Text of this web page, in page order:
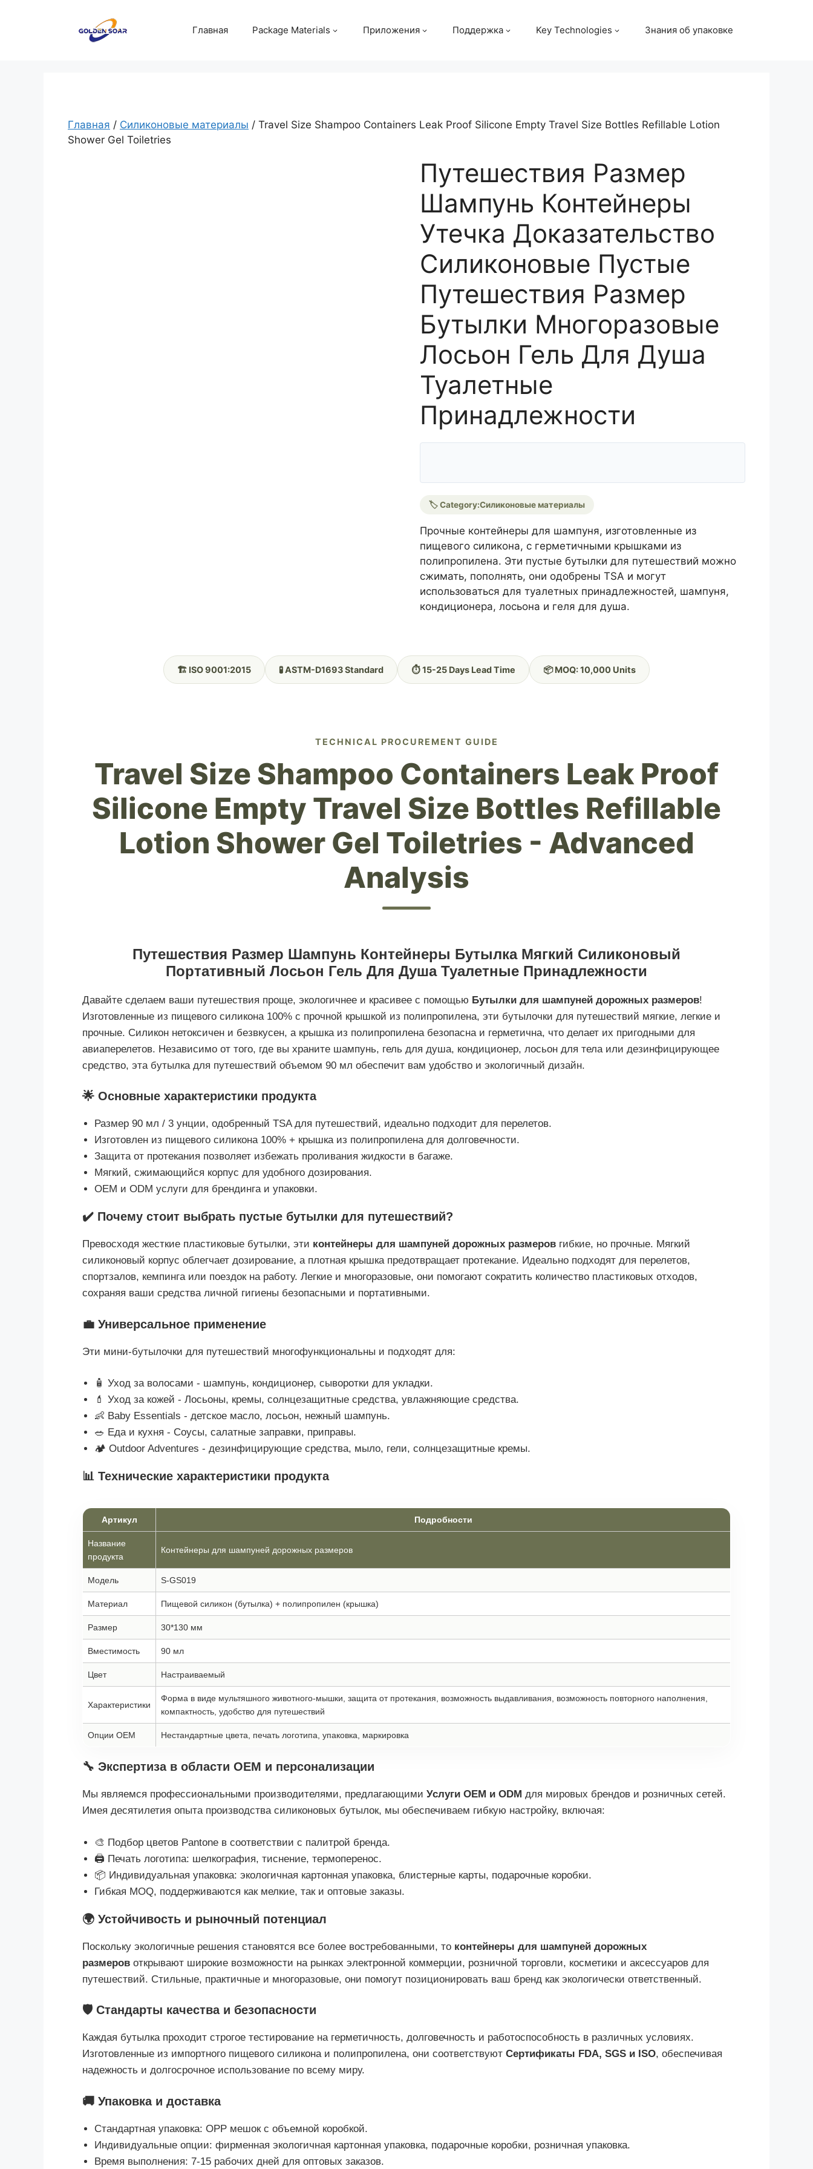
Главная Package Materials Приложения Поддержка Key Technologies Знания об упаковке
Главная / Силиконовые материалы / Travel Size Shampoo Containers Leak Proof Silicone Empty Travel Size Bottles Refillable Lotion
Shower Gel Toiletries
Путешествия Размер
Шампунь Контейнеры
Утечка Доказательство
Силиконовые Пустые
Путешествия Размер
Бутылки Многоразовые
Лосьон Гель Для Душа
Туалетные
Принадлежности
🏷️ Category:Силиконовые материалы
Прочные контейнеры для шампуня, изготовленные из
пищевого силикона, с герметичными крышками из
полипропилена. Эти пустые бутылки для путешествий можно
сжимать, пополнять, они одобрены TSA и могут
использоваться для туалетных принадлежностей, шампуня,
кондиционера, лосьона и геля для душа.
🏗️ ISO 9001:2015 🧪 ASTM-D1693 Standard ⏱️ 15-25 Days Lead Time 📦 MOQ: 10,000 Units
TECHNICAL PROCUREMENT GUIDE
Travel Size Shampoo Containers Leak Proof
Silicone Empty Travel Size Bottles Refillable
Lotion Shower Gel Toiletries - Advanced
Analysis
Путешествия Размер Шампунь Контейнеры Бутылка Мягкий Силиконовый
Портативный Лосьон Гель Для Душа Туалетные Принадлежности
Давайте сделаем ваши путешествия проще, экологичнее и красивее с помощью Бутылки для шампуней дорожных размеров!
Изготовленные из пищевого силикона 100% с прочной крышкой из полипропилена, эти бутылочки для путешествий мягкие, легкие и
прочные. Силикон нетоксичен и безвкусен, а крышка из полипропилена безопасна и герметична, что делает их пригодными для
авиаперелетов. Независимо от того, где вы храните шампунь, гель для душа, кондиционер, лосьон для тела или дезинфицирующее
средство, эта бутылка для путешествий объемом 90 мл обеспечит вам удобство и экологичный дизайн.
🌟 Основные характеристики продукта
Размер 90 мл / 3 унции, одобренный TSA для путешествий, идеально подходит для перелетов.
Изготовлен из пищевого силикона 100% + крышка из полипропилена для долговечности.
Защита от протекания позволяет избежать проливания жидкости в багаже.
Мягкий, сжимающийся корпус для удобного дозирования.
OEM и ODM услуги для брендинга и упаковки.
✔️ Почему стоит выбрать пустые бутылки для путешествий?
Превосходя жесткие пластиковые бутылки, эти контейнеры для шампуней дорожных размеров гибкие, но прочные. Мягкий
силиконовый корпус облегчает дозирование, а плотная крышка предотвращает протекание. Идеально подходят для перелетов,
спортзалов, кемпинга или поездок на работу. Легкие и многоразовые, они помогают сократить количество пластиковых отходов,
сохраняя ваши средства личной гигиены безопасными и портативными.
💼 Универсальное применение
Эти мини-бутылочки для путешествий многофункциональны и подходят для:
🧴 Уход за волосами - шампунь, кондиционер, сыворотки для укладки.
💄 Уход за кожей - Лосьоны, кремы, солнцезащитные средства, увлажняющие средства.
👶 Baby Essentials - детское масло, лосьон, нежный шампунь.
🥗 Еда и кухня - Соусы, салатные заправки, приправы.
🏕️ Outdoor Adventures - дезинфицирующие средства, мыло, гели, солнцезащитные кремы.
📊 Технические характеристики продукта
Артикул Подробности
Название
продукта
Контейнеры для шампуней дорожных размеров
Модель S-GS019
Материал Пищевой силикон (бутылка) + полипропилен (крышка)
Размер 30*130 мм
Вместимость 90 мл
Цвет Настраиваемый
Характеристики
Форма в виде мультяшного животного-мышки, защита от протекания, возможность выдавливания, возможность повторного наполнения,
компактность, удобство для путешествий
Опции OEM Нестандартные цвета, печать логотипа, упаковка, маркировка
🔧 Экспертиза в области OEM и персонализации
Мы являемся профессиональными производителями, предлагающими Услуги OEM и ODM для мировых брендов и розничных сетей.
Имея десятилетия опыта производства силиконовых бутылок, мы обеспечиваем гибкую настройку, включая:
🎨 Подбор цветов Pantone в соответствии с палитрой бренда.
🖨️ Печать логотипа: шелкография, тиснение, термоперенос.
📦 Индивидуальная упаковка: экологичная картонная упаковка, блистерные карты, подарочные коробки.
Гибкая MOQ, поддерживаются как мелкие, так и оптовые заказы.
🌍 Устойчивость и рыночный потенциал
Поскольку экологичные решения становятся все более востребованными, то контейнеры для шампуней дорожных
размеров открывают широкие возможности на рынках электронной коммерции, розничной торговли, косметики и аксессуаров для
путешествий. Стильные, практичные и многоразовые, они помогут позиционировать ваш бренд как экологически ответственный.
🛡️ Стандарты качества и безопасности
Каждая бутылка проходит строгое тестирование на герметичность, долговечность и работоспособность в различных условиях.
Изготовленные из импортного пищевого силикона и полипропилена, они соответствуют Сертификаты FDA, SGS и ISO, обеспечивая
надежность и долгосрочное использование по всему миру.
🚚 Упаковка и доставка
Стандартная упаковка: OPP мешок с объемной коробкой.
Индивидуальные опции: фирменная экологичная картонная упаковка, подарочные коробки, розничная упаковка.
Время выполнения: 7-15 рабочих дней для оптовых заказов.